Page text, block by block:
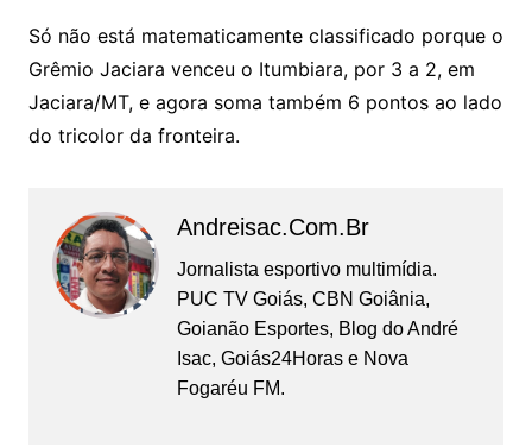
Só não está matematicamente classificado porque o
Grêmio Jaciara venceu o Itumbiara, por 3 a 2, em
Jaciara/MT, e agora soma também 6 pontos ao lado
do tricolor da fronteira.
Andreisac.com.br
Jornalista esportivo multimídia.
PUC TV Goiás, CBN Goiânia,
Goianão Esportes, Blog do André
Isac, Goiás24Horas e Nova
Fogaréu FM.